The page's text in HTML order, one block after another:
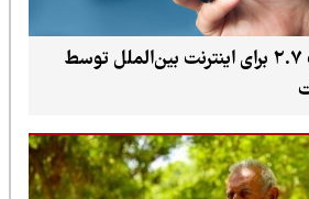
تکذیب اعمال ضریب ۲.۷ برای اینترنت بین‌الملل توسط